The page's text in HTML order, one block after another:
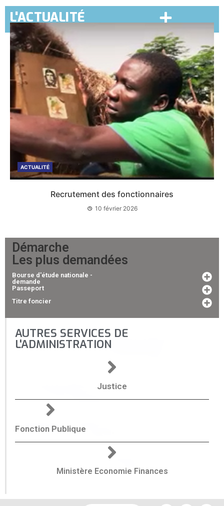
L'ACTUALITÉ
ACTUALITÉ
Recrutement des fonctionnaires
10 février 2026
Démarche
Les plus demandées
Bourse d'étude nationale -
demande
Passeport
Titre foncier
AUTRES SERVICES DE
L'ADMINISTRATION
Justice
Fonction Publique
Ministère Economie Finances